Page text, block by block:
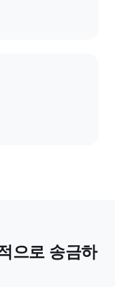
으로 송금하